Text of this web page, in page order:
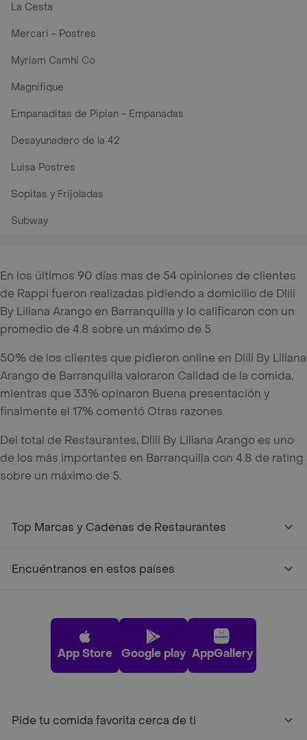
La Cesta
Mercari - Postres
Myriam Camhi Co
Magnifique
Empanaditas de Pipian - Empanadas
Desayunadero de la 42
Luisa Postres
Sopitas y Frijoladas
Subway
En los últimos 90 días mas de 54 opiniones de clientes
de Rappi fueron realizadas pidiendo a domicilio de Dlili
By Liliana Arango en Barranquilla y lo calificaron con un
promedio de 4.8 sobre un máximo de 5.
50% de los clientes que pidieron online en Dlili By Liliana
Arango de Barranquilla valoraron Calidad de la comida,
mientras que 33% opinaron Buena presentación y
finalmente el 17% comentó Otras razones.
Del total de Restaurantes, Dlili By Liliana Arango es uno
de los más importantes en Barranquilla con 4.8 de rating
sobre un máximo de 5.
Top Marcas y Cadenas de Restaurantes
Encuéntranos en estos países
App Store Google play AppGallery
Pide tu comida favorita cerca de ti